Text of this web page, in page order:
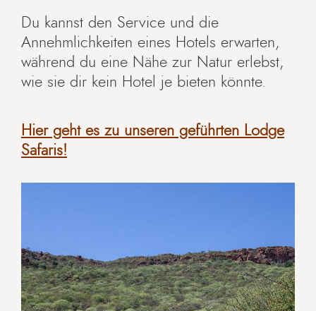
Du kannst den Service und die
Annehmlichkeiten eines Hotels erwarten,
während du eine Nähe zur Natur erlebst,
wie sie dir kein Hotel je bieten könnte.
Hier geht es zu unseren geführten Lodge
Safaris!